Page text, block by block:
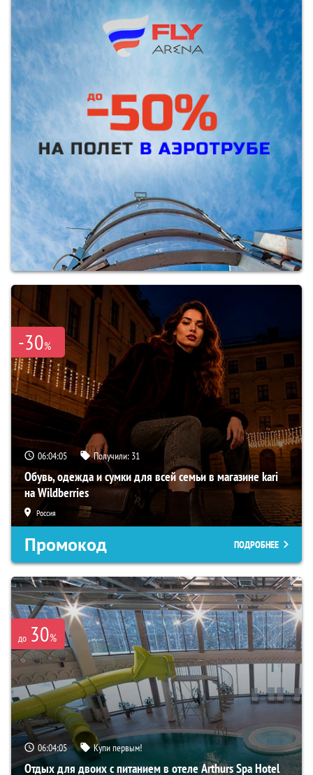
-30%
06:04:04 Получили: 31
Обувь, одежда и сумки для всей семьи в магазине kari
на Wildberries
Россия
Промокод ПОДРОБНЕЕ
до 30%
06:04:04 Купи первым!
Отдых для двоих с питанием в отеле Arthurs Spa Hotel